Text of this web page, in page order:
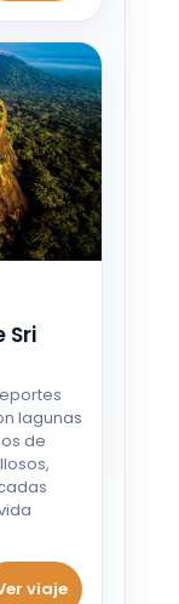
Sri
lagunas
de
viaje